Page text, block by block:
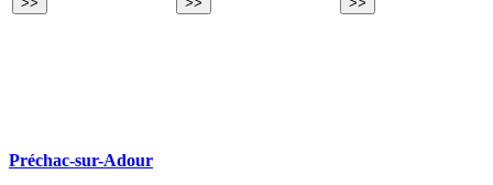
Préchac-sur-Adour